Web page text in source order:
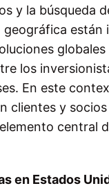
y la búsqueda
están
los
En este
clientes y
central
en Estados